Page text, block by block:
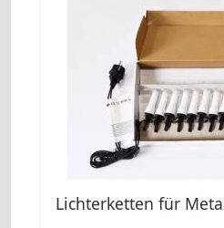
Lichterketten für